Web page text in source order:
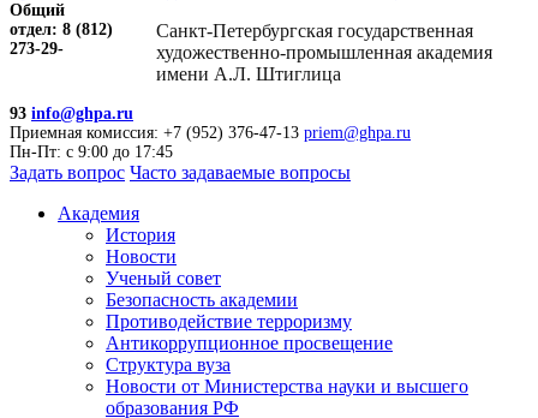
Санкт-Петербургская государственная
художественно-промышленная академия
имени А.Л. Штиглица
Общий
отдел: 8 (812)
273-29-
93 info@ghpa.ru
Приемная комиссия: +7 (952) 376-47-13 priem@ghpa.ru
Пн-Пт: с 9:00 до 17:45
Задать вопрос Часто задаваемые вопросы
Академия
История
Новости
Ученый совет
Безопасность академии
Противодействие терроризму
Антикоррупционное просвещение
Структура вуза
Новости от Министерства науки и высшего
образования РФ